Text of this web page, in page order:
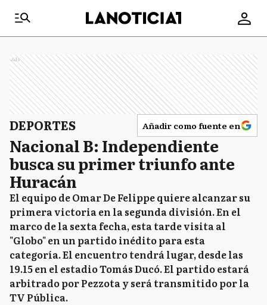
Ads
DEPORTES Añadir como fuente en
Nacional B: Independiente
busca su primer triunfo ante
Huracán
El equipo de Omar De Felippe quiere alcanzar su
primera victoria en la segunda división. En el
marco de la sexta fecha, esta tarde visita al
"Globo" en un partido inédito para esta
categoría. El encuentro tendrá lugar, desde las
19.15 en el estadio Tomás Ducó. El partido estará
arbitrado por Pezzota y será transmitido por la
TV Pública.